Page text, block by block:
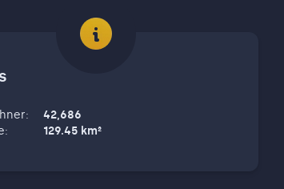
:
42,686
: 129.45 km²